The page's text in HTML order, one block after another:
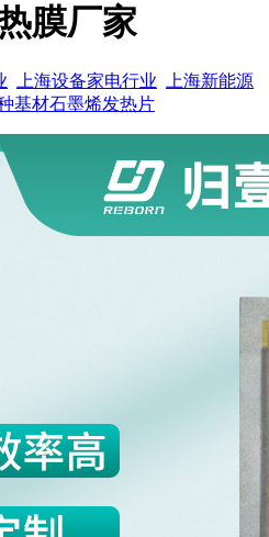
膜厂家
上海设备家电行业
上海新能源
基材石墨烯发热片